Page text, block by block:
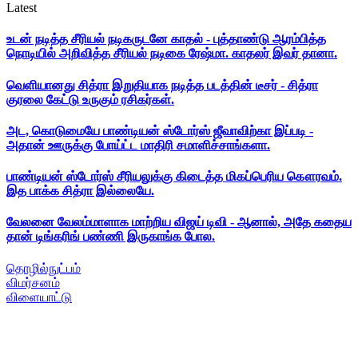
Latest
உடன் நடித்த சீரியல் நடிகருடனே காதல் - புத்தாண்டு ஆரம்பித்த
நொடியில் அறிவித்த சீரியல் நடிகை ரேஷ்மா. காதலர் இவர் தானா.
வெளியானது சித்ரா இறுதியாக நடித்த படத்தின் டீசர் - சித்ரா
குரலை கேட்டு உருகும் ரசிகர்கள்.
அட, கொடுமையே பாண்டியன் ஸ்டோர்ஸ் ஜீவாவிற்கா இப்படி -
அதான் ஊருக்கு போய்ட்ட மாதிரி சமாளிச்சாங்களா.
பாண்டியன் ஸ்டோர்ஸ் சீரியலுக்கு கிடைத்த மிகப்பெரிய கௌரவம்.
இத பாக்க சித்ரா இல்லையே.
வேலனை வேலம்மாளாக மாற்றிய விஜய் டிவி - ஆனால், அதே கதைய
தான் டிங்கரிங் பண்ணி இருகாங்க போல.
தொழில்நுட்பம்
விமர்சனம்
விளையாட்டு